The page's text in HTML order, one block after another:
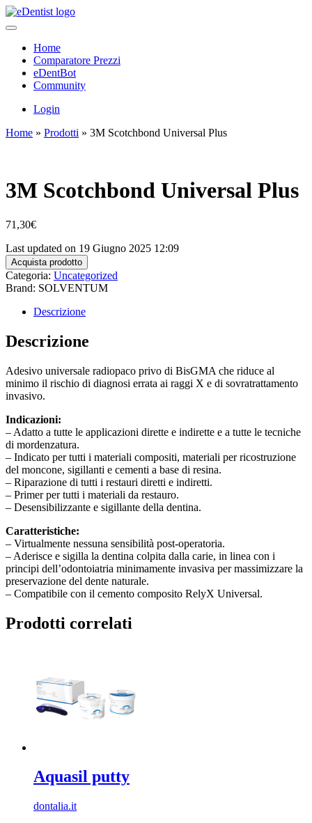
Home
Comparatore Prezzi
eDentBot
Community
Login
Home » Prodotti » 3M Scotchbond Universal Plus
3M Scotchbond Universal Plus
71,30€
Last updated on 19 Giugno 2025 12:09
Acquista prodotto
Categoria: Uncategorized
Brand: SOLVENTUM
Descrizione
Descrizione
Adesivo universale radiopaco privo di BisGMA che riduce al
minimo il rischio di diagnosi errata ai raggi X e di sovratrattamento
invasivo.
Indicazioni:
– Adatto a tutte le applicazioni dirette e indirette e a tutte le tecniche
di mordenzatura.
– Indicato per tutti i materiali compositi, materiali per ricostruzione
del moncone, sigillanti e cementi a base di resina.
– Riparazione di tutti i restauri diretti e indiretti.
– Primer per tutti i materiali da restauro.
– Desensibilizzante e sigillante della dentina.
Caratteristiche:
– Virtualmente nessuna sensibilità post-operatoria.
– Aderisce e sigilla la dentina colpita dalla carie, in linea con i
principi dell’odontoiatria minimamente invasiva per massimizzare la
preservazione del dente naturale.
– Compatibile con il cemento composito RelyX Universal.
Prodotti correlati
Aquasil putty
dontalia.it